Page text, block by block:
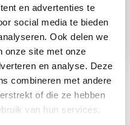
en advertenties te
social media te bieden
Ook delen we
onze site met onze
en analyse. Deze
combineren met andere
of die ze hebben
van hun services.